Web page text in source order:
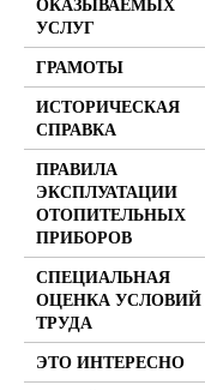
ОКАЗЫВАЕМЫХ
УСЛУГ
ГРАМОТЫ
ИСТОРИЧЕСКАЯ
СПРАВКА
ПРАВИЛА
ЭКСПЛУАТАЦИИ
ОТОПИТЕЛЬНЫХ
ПРИБОРОВ
СПЕЦИАЛЬНАЯ
ОЦЕНКА УСЛОВИЙ
ТРУДА
ЭТО ИНТЕРЕСНО